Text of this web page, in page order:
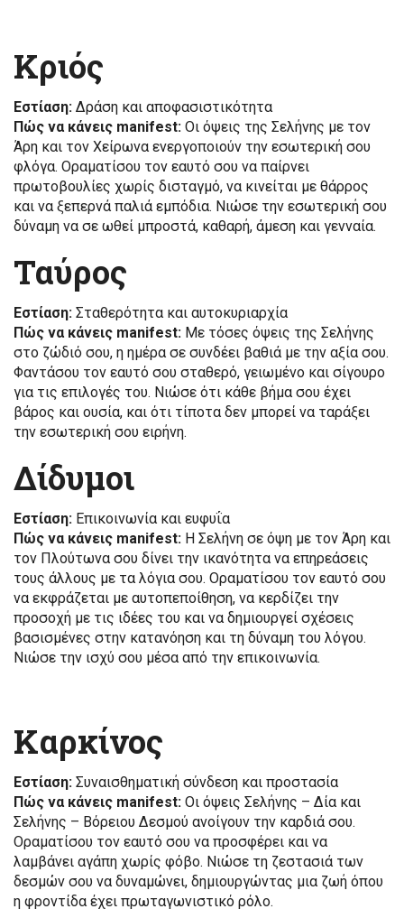
Κριός
Εστίαση: Δράση και αποφασιστικότητα
Πώς να κάνεις manifest: Οι όψεις της Σελήνης με τον
Άρη και τον Χείρωνα ενεργοποιούν την εσωτερική σου
φλόγα. Οραματίσου τον εαυτό σου να παίρνει
πρωτοβουλίες χωρίς δισταγμό, να κινείται με θάρρος
και να ξεπερνά παλιά εμπόδια. Νιώσε την εσωτερική σου
δύναμη να σε ωθεί μπροστά, καθαρή, άμεση και γενναία.
Ταύρος
Εστίαση: Σταθερότητα και αυτοκυριαρχία
Πώς να κάνεις manifest: Με τόσες όψεις της Σελήνης
στο ζώδιό σου, η ημέρα σε συνδέει βαθιά με την αξία σου.
Φαντάσου τον εαυτό σου σταθερό, γειωμένο και σίγουρο
για τις επιλογές του. Νιώσε ότι κάθε βήμα σου έχει
βάρος και ουσία, και ότι τίποτα δεν μπορεί να ταράξει
την εσωτερική σου ειρήνη.
Δίδυμοι
Εστίαση: Επικοινωνία και ευφυΐα
Πώς να κάνεις manifest: Η Σελήνη σε όψη με τον Άρη και
τον Πλούτωνα σου δίνει την ικανότητα να επηρεάσεις
τους άλλους με τα λόγια σου. Οραματίσου τον εαυτό σου
να εκφράζεται με αυτοπεποίθηση, να κερδίζει την
προσοχή με τις ιδέες του και να δημιουργεί σχέσεις
βασισμένες στην κατανόηση και τη δύναμη του λόγου.
Νιώσε την ισχύ σου μέσα από την επικοινωνία.
Καρκίνος
Εστίαση: Συναισθηματική σύνδεση και προστασία
Πώς να κάνεις manifest: Οι όψεις Σελήνης – Δία και
Σελήνης – Βόρειου Δεσμού ανοίγουν την καρδιά σου.
Οραματίσου τον εαυτό σου να προσφέρει και να
λαμβάνει αγάπη χωρίς φόβο. Νιώσε τη ζεστασιά των
δεσμών σου να δυναμώνει, δημιουργώντας μια ζωή όπου
η φροντίδα έχει πρωταγωνιστικό ρόλο.